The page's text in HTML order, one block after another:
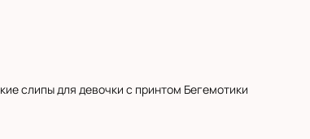
слипы для девочки с принтом Бегемотики